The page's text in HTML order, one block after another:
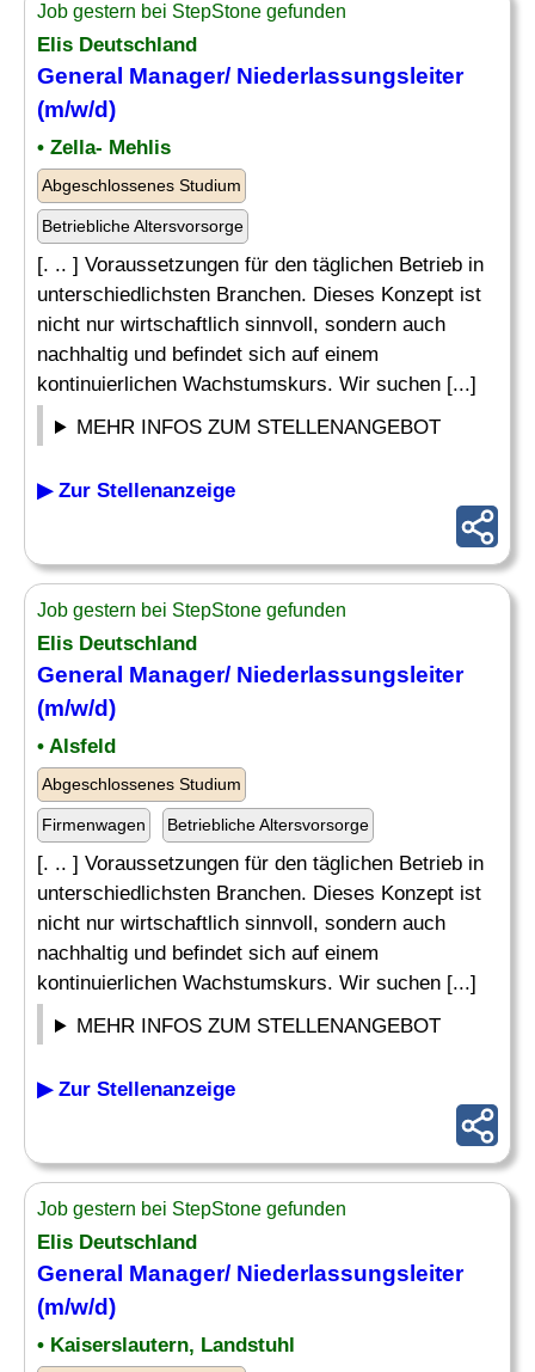
Job gestern bei StepStone gefunden
Elis Deutschland
General Manager/ Niederlassungsleiter
(m/w/d)
• Zella- Mehlis
Abgeschlossenes Studium
Betriebliche Altersvorsorge
[. .. ] Voraussetzungen für den täglichen Betrieb in
unterschiedlichsten Branchen. Dieses Konzept ist
nicht nur wirtschaftlich sinnvoll, sondern auch
nachhaltig und befindet sich auf einem
kontinuierlichen Wachstumskurs. Wir suchen [...]
MEHR INFOS ZUM STELLENANGEBOT
▶ Zur Stellenanzeige
Job gestern bei StepStone gefunden
Elis Deutschland
General Manager/ Niederlassungsleiter
(m/w/d)
• Alsfeld
Abgeschlossenes Studium
Firmenwagen Betriebliche Altersvorsorge
[. .. ] Voraussetzungen für den täglichen Betrieb in
unterschiedlichsten Branchen. Dieses Konzept ist
nicht nur wirtschaftlich sinnvoll, sondern auch
nachhaltig und befindet sich auf einem
kontinuierlichen Wachstumskurs. Wir suchen [...]
MEHR INFOS ZUM STELLENANGEBOT
▶ Zur Stellenanzeige
Job gestern bei StepStone gefunden
Elis Deutschland
General Manager/ Niederlassungsleiter
(m/w/d)
• Kaiserslautern, Landstuhl